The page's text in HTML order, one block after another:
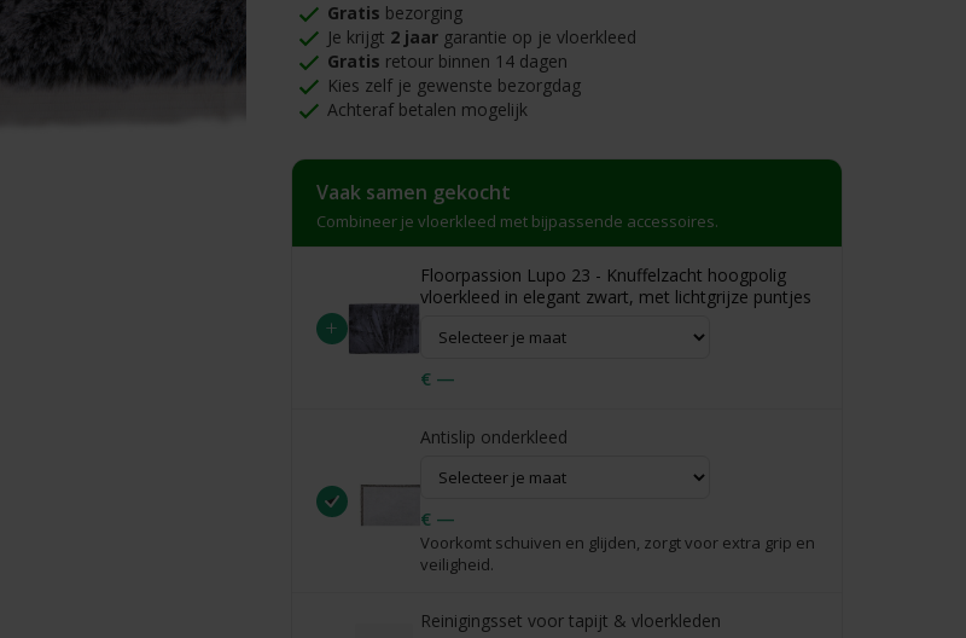
Gratis bezorging
Je krijgt 2 jaargarantie op je vloerkleed
Gratis retour binnen 14 dagen
Kies zelf je gewenste bezorgdag
Achteraf betalen mogelijk
Vaak samen gekocht
Combineer je vloerkleed met bijpassende accessoires.
+
Floorpassion Lupo 23 - Knuffelzacht hoogpolig
vloerkleed in elegant zwart, met lichtgrijze puntjes
€ —
Antislip onderkleed
€ —
Voorkomt schuiven en glijden, zorgt voor extra grip en
veiligheid.
Reinigingsset voor tapijt & vloerkleden